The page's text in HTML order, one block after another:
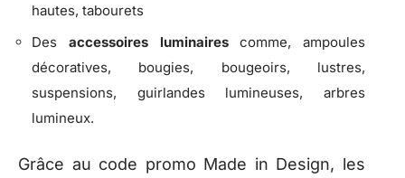
hautes, tabourets
Des accessoires luminairescomme, ampoules
décoratives, bougies, bougeoirs, lustres,
suspensions, guirlandes lumineuses, arbres
lumineux.
Grâce au code promo Made in Design, les